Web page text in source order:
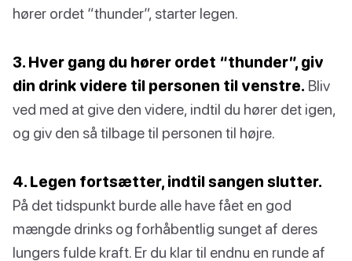
hører ordet “thunder”, starter legen.
3. Hver gang du hører ordet “thunder”, giv
din drink videre til personen til venstre. Bliv
ved med at give den videre, indtil du hører det igen,
og giv den så tilbage til personen til højre.
4. Legen fortsætter, indtil sangen slutter.
På det tidspunkt burde alle have fået en god
mængde drinks og forhåbentlig sunget af deres
lungers fulde kraft. Er du klar til endnu en runde af